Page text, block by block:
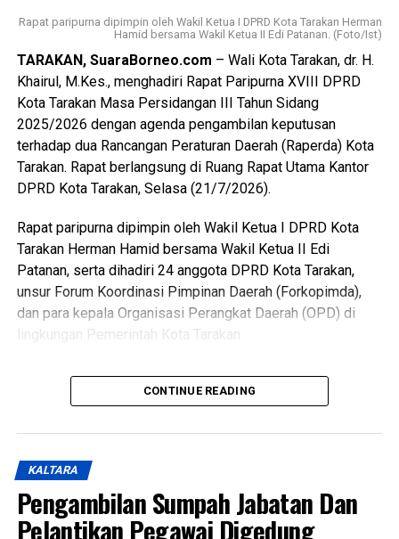
pemerintah kota saat ini.
Wali Kota juga mengajak Forkopimda, perangkat daerah
dan lainnya untuk terus memperkuat sinergi dalam
mendukung pelaksanaan tugas Sekretaris Daerah
sehingga berbagai persoalan pembangunan dan pelayanan
publik di Kota Tarakan dapat diselesaikan secara optimal.
(Adv/Mandu)
Bagikan ke
WhatsApp 0 Facebook 0
Messenger 0 Twitter/X
Rapat paripurna dipimpin oleh Wakil Ketua I DPRD Kota Tarakan Herman
Hamid bersama Wakil Ketua II Edi Patanan. (Foto/Ist)
TARAKAN, SuaraBorneo.com – Wali Kota Tarakan, dr. H.
Khairul, M.Kes., menghadiri Rapat Paripurna XVIII DPRD
Kota Tarakan Masa Persidangan III Tahun Sidang
2025/2026 dengan agenda pengambilan keputusan
terhadap dua Rancangan Peraturan Daerah (Raperda) Kota
Tarakan. Rapat berlangsung di Ruang Rapat Utama Kantor
DPRD Kota Tarakan, Selasa (21/7/2026).
Rapat paripurna dipimpin oleh Wakil Ketua I DPRD Kota
Tarakan Herman Hamid bersama Wakil Ketua II Edi
Patanan, serta dihadiri 24 anggota DPRD Kota Tarakan,
unsur Forum Koordinasi Pimpinan Daerah (Forkopimda),
dan para kepala Organisasi Perangkat Daerah (OPD) di
lingkungan Pemerintah Kota Tarakan.
Dalam kesempatan tersebut, Pemerintah Kota Tarakan
menyampaikan persetujuan terhadap Rancangan Peraturan
Peraturan Daerah. Raperda tersebut dinilai telah melalui
seluruh tahapan pembahasan bersama DPRD, mulai dari
penyampaian pandangan, saran, hingga proses
harmonisasi dan fasilitasi sesuai ketentuan peraturan
perundang-undangan. Regulasi ini juga dinilai selaras
CONTINUE READING
KALTARA
Pengambilan Sumpah Jabatan Dan
Pelantikan Pegawai Digedung